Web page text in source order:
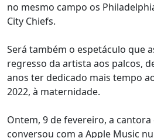
no mesmo campo os
City Chiefs.
Será também o espetáculo que
regresso da artista aos palcos,
anos ter dedicado mais tempo
2022, à maternidade.
Ontem, 9 de fevereiro, a
conversou com a Apple Music